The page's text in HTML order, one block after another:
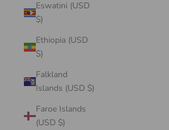
Eswatini (USD
$)
Ethiopia (USD
$)
Falkland
Islands (USD $)
Faroe Islands
(USD $)